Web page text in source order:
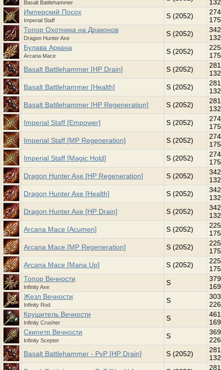
Basalt Battlehammer
132
Имперский Посох
Imperial Staff
S (2052)
175
Топор Охотника на Драконов
Dragon Hunter Axe
S (2052)
132
Булава Аркана
Arcana Mace
S (2052)
175
Basalt Battlehammer [HP Drain]
S (2052)
132
Basalt Battlehammer [Health]
S (2052)
132
Basalt Battlehammer [HP Regeneration]
S (2052)
132
Imperial Staff [Empower]
S (2052)
175
Imperial Staff [MP Regeneration]
S (2052)
175
Imperial Staff [Magic Hold]
S (2052)
175
Dragon Hunter Axe [HP Regeneration]
S (2052)
132
Dragon Hunter Axe [Health]
S (2052)
132
Dragon Hunter Axe [HP Drain]
S (2052)
132
Arcana Mace [Acumen]
S (2052)
175
Arcana Mace [MP Regeneration]
S (2052)
175
Arcana Mace [Mana Up]
S (2052)
175
Топор Вечности
Infinity Axe
S
169
Жезл Вечности
Infinity Rod
S
226
Крушитель Вечности
Infinity Crusher
S
169
Скипетр Вечности
Infinity Scepter
S
226
Basalt Battlehammer - PvP [HP Drain]
S (2052)
132